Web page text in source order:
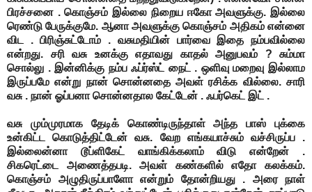
பிரச்சனை . கொஞ்சம் இல்லை நிறைய ஈகோ அவளுக்கு. இல்லை
ரெண்டு பேருக்குமே. ஆனா அவளுக்கு கொஞ்சம் அதிகம் என்னை
விட . பிரிஞ்சுட்டோம் . வசுமதியின் பார்வை இதை நம்பவில்லை
என்றது. சரி வசு உனக்கு எதாவது காதல் அனுபவம் ? சும்மா
சொல்லு . இன்னிக்கு நம்ப ஃப்ர்ஸ்ட் நைட் . ஒளிவு மறைவு இல்லாம
இருப்பமே என்று நான் சொன்னதை அவள் ரசிக்க வில்லை. சாரி
வசு . நான் ஓப்பனா சொன்னதால கேட்டேன் . ஃபர்கெட் இட் .
வசு மும்முரமாக தேடிக் கொண்டிருந்தாள்
அந்த பாஸ் புக்கை
உன்கிட்ட கொடுத்திட்டேன் வசு. வேற எங்கயாச்சும் வச்சிருப்ப .
இல்லைன்னா டூப்ளிகேட் வாங்கிக்கலாம் விடு என்றேன் .
சிகரெட்டை அணைத்தபடி. அவள் கண்களில் எதோ கலக்கம்.
கொஞ்சம் அழுதிருப்பாளோ என்றும் தோன்றியது . அரை நாள்